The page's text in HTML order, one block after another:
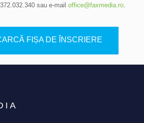
sau e-mail office@faxmedia.ro.
FIȘA DE ÎNSCRIERE